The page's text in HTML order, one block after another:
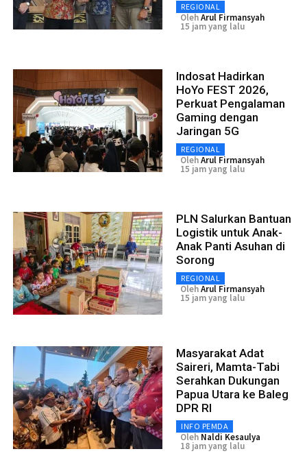
REGIONAL
OlehArul Firmansyah
15 jam yang lalu
Indosat Hadirkan
HoYo FEST 2026,
Perkuat Pengalaman
Gaming dengan
Jaringan 5G
REGIONAL
OlehArul Firmansyah
15 jam yang lalu
PLN Salurkan Bantuan
Logistik untuk Anak-
Anak Panti Asuhan di
Sorong
REGIONAL
OlehArul Firmansyah
15 jam yang lalu
Masyarakat Adat
Saireri, Mamta-Tabi
Serahkan Dukungan
Papua Utara ke Baleg
DPR RI
INFO PEMDA
Oleh Naldi Kesaulya
18 jam yang lalu